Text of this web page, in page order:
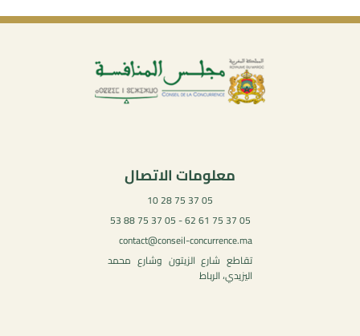
معلومات الاتصال
05 37 75 28 10
05 37 75 61 62 - 05 37 75 88 53
contact@conseil-concurrence.ma
تقاطع شارع الزيتون وشارع محمد
اليزيدي، الرباط